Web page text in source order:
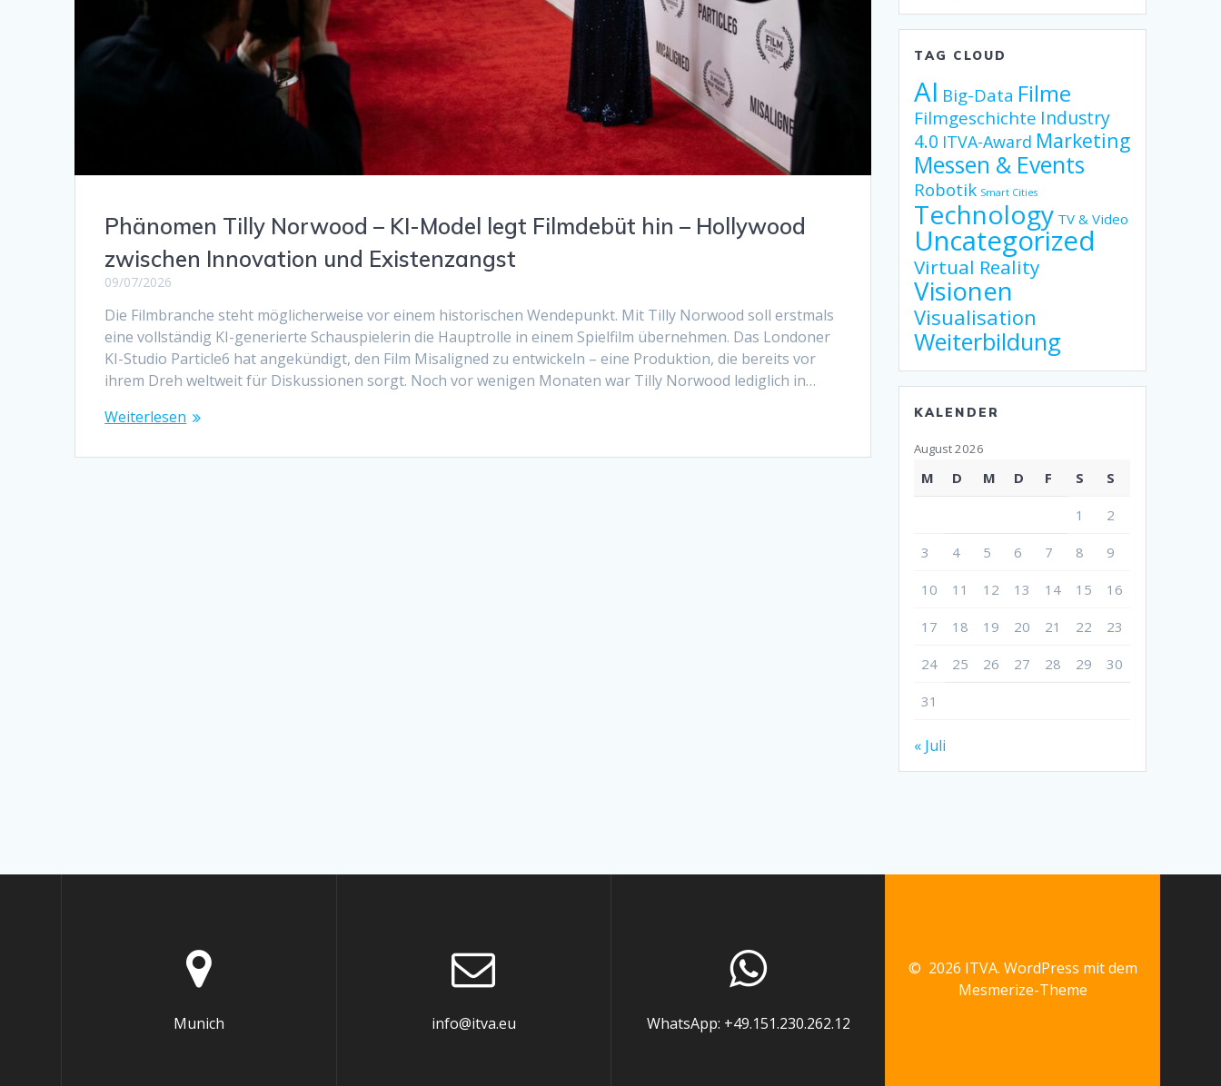
Phänomen Tilly Norwood – KI-Model legt Filmdebüt hin – Hollywood
zwischen Innovation und Existenzangst
09/07/2026
Die Filmbranche steht möglicherweise vor einem historischen Wendepunkt. Mit Tilly Norwood soll erstmals
eine vollständig KI-generierte Schauspielerin die Hauptrolle in einem Spielfilm übernehmen. Das Londoner
KI-Studio Particle6 hat angekündigt, den Film Misaligned zu entwickeln – eine Produktion, die bereits vor
ihrem Dreh weltweit für Diskussionen sorgt. Noch vor wenigen Monaten war Tilly Norwood lediglich in…
Weiterlesen
TAG CLOUD
AI Big-Data Filme
Filmgeschichte Industry
4.0 ITVA-Award Marketing
Messen & Events
Robotik Smart Cities
Technology TV & Video
Uncategorized
Virtual Reality
Visionen
Visualisation
Weiterbildung
KALENDER
August 2026
M D M D F S S
1 2
3 4 5 6 7 8 9
10 11 12 13 14 15 16
17 18 19 20 21 22 23
24 25 26 27 28 29 30
31
« Juli
Munich info@itva.eu WhatsApp: +49.151.230.262.12
© 2026 ITVA. WordPress mit dem
Mesmerize-Theme